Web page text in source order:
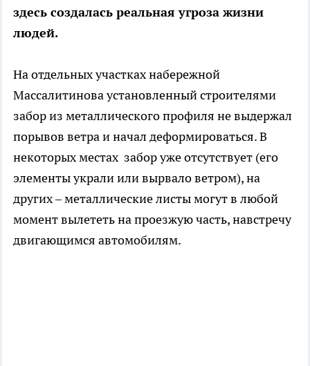
здесь создалась реальная угроза жизни
людей.
На отдельных участках набережной
Массалитинова установленный строителями
забор из металлического профиля не выдержал
порывов ветра и начал деформироваться. В
некоторых местах забор уже отсутствует (его
элементы украли или вырвало ветром), на
других – металлические листы могут в любой
момент вылететь на проезжую часть, навстречу
двигающимся автомобилям.